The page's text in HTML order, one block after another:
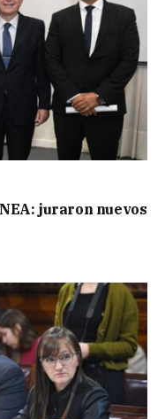
juraron nuevos